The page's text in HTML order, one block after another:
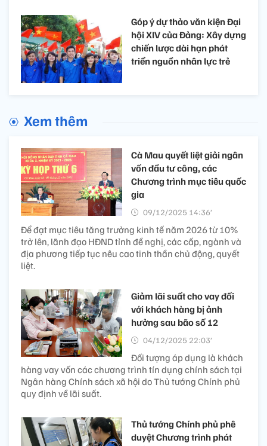
Góp ý dự thảo văn kiện Đại
hội XIV của Đảng: Xây dựng
chiến lược dài hạn phát
triển nguồn nhân lực trẻ
Xem thêm
Cà Mau quyết liệt giải ngân
vốn đầu tư công, các
Chương trình mục tiêu quốc
gia
09/12/2025 14:36’
Để đạt mục tiêu tăng trưởng kinh tế năm 2026 từ 10%
trở lên, lãnh đạo HĐND tỉnh đề nghị, các cấp, ngành và
địa phương tiếp tục nêu cao tinh thần chủ động, quyết
liệt.
Giảm lãi suất cho vay đối
với khách hàng bị ảnh
hưởng sau bão số 12
04/12/2025 22:03’
Đối tượng áp dụng là khách
hàng vay vốn các chương trình tín dụng chính sách tại
Ngân hàng Chính sách xã hội do Thủ tướng Chính phủ
quy định về lãi suất.
Thủ tướng Chính phủ phê
duyệt Chương trình phát